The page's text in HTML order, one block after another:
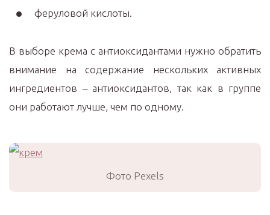
феруловой кислоты.
В выборе крема с антиоксидантами нужно обратить
внимание на содержание нескольких активных
ингредиентов – антиоксидантов, так как в группе
они работают лучше, чем по одному.
Фото Pexels